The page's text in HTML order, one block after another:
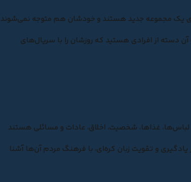
یک مجموعه جدید هستند و خودشان هم متوجه نمی‌شوند
آن دسته از افرادی هستید که روزشان را با سریال‌های
غذاها، شخصیت، اخلاق، عادات و مسائلی هستند
یادگیری و تقویت زبان کره‌ای، با فرهنگ مردم آن‌ها آشنا